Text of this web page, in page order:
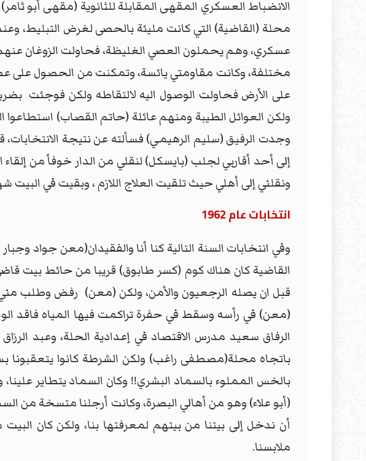
الانضباط العسكري المقهى المقابلة للثانوية (مقهى أبو
محلة (القاضية) التي كانت مليئة بالحصى لغرض
عسكري، وهم يحملون العصي الغليظة، فحاولت الزوغان
مختلفة، وكانت مقاومتي يائسة، وتمكنت من الحصول
على الأرض فحاولت الوصول اليه لالتقاطه ولكن فوجئت
ولكن العوائل الطيبة ومنهم عائلة (حاتم القصاب)
وجدت الرفيق (سليم الرهيمي) فسألته عن نتيجة
إلى أحد أقاربي لجلب (بايسكل) لنقلي من الدار خوفاً من
ونقلني إلى أهلي حيث تلقيت العلاج اللازم ، وبقيت في البيت
انتخابات عام 1962
وفي انتخابات السنة التالية كنا أنا والفقيدان(معن جواد
القاضية كان هناك كوم (كسر طابوق) قريبا من حائط بيت
قبل ان يصله الرجعيون والأمن، ولكن (معن) رفض وطلب مني
(معن) في رأسه وسقط في حفرة تراكمت فيها المياه فاقد
الرفاق سعيد مدرس الاقتصاد في إعدادية الحلة، وعبد
باتجاه محلة(مصطفى راغب) ولكن الشرطة كانوا يتعقبونا
بالخس المملوء بالسماد البشري!! وكان السماد يتطاير علينا،
(أبو علاء) وهو من أهالي البصرة، وكانت أرجلنا متسخة من
أن ندخل إلى بيتنا من بيتهم لمعرفتها بنا، ولكن كان
ملابسنا.